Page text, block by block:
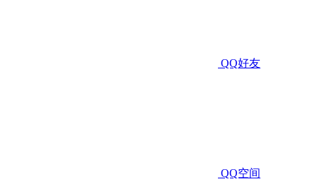
QQ好友
QQ空间